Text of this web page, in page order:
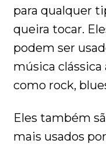
para qualquer
queira tocar.
podem ser
música
como rock,
Eles também
mais usados